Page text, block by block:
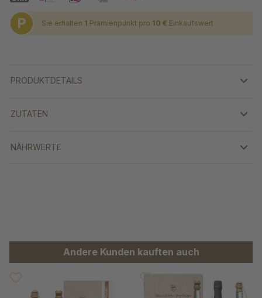
P Sie erhalten 1 Prämienpunkt pro 10 € Einkaufswert
PRODUKTDETAILS
ZUTATEN
NÄHRWERTE
Produktgalerie überspringen
Andere Kunden kauften auch